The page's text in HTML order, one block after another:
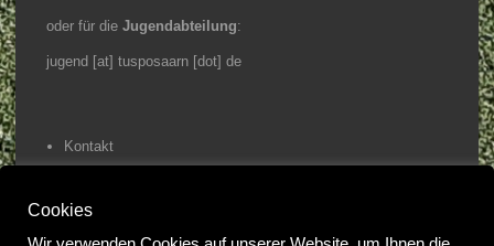
oder für die Jugendabteilung:
jugend [at] tusposaarn [dot] de
Kontakt
Home
Cookies